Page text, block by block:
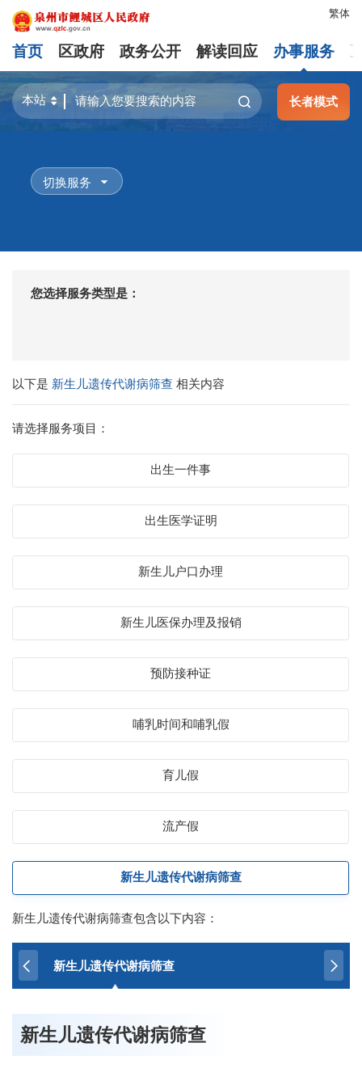
繁体
首页 区政府 政务公开 解读回应 办事服务
长者模式
切换服务
您选择服务类型是：
以下是 新生儿遗传代谢病筛查相关内容
请选择服务项目：
出生一件事
出生医学证明
新生儿户口办理
新生儿医保办理及报销
预防接种证
哺乳时间和哺乳假
育儿假
流产假
新生儿遗传代谢病筛查
新生儿遗传代谢病筛查包含以下内容：
新生儿遗传代谢病筛查
新生儿遗传代谢病筛查